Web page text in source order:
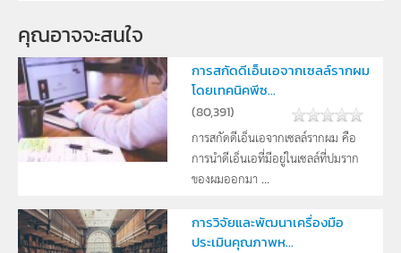
คุณอาจจะสนใจ
การสกัดดีเอ็นเอจากเซลล์รากผม
โดยเทคนิคพีซ...
(80,391)
การสกัดดีเอ็นเอจากเซลล์รากผม คือ
การนำดีเอ็นเอที่มีอยู่ในเซลล์ที่ปมราก
ของผมออกมา ...
การวิจัยและพัฒนาเครื่องมือ
ประเมินคุณภาพห...